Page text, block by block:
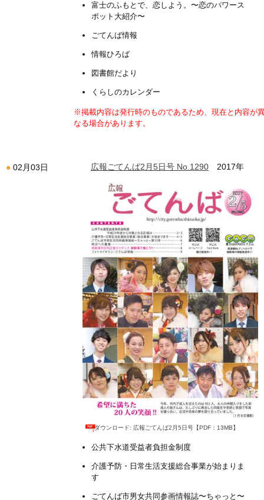
富士のふもとで、恋しよう。〜恋のパワース
ポット大紹介〜
ごてんば情報
情報ひろば
図書館だより
くらしのカレンダー
※掲載内容は発行時のものであるため、現在と内容が
なる場合があります。
02月03日 広報ごてんば2月5日号 No.1290 2017年
ダウンロード: 広報ごてんば2月5日号【PDF：13MB】
公共下水道受益者負担金制度
介護予防・日常生活支援総合事業が始まりま
す
ごてんば市男女共同参画情報誌〜ちゃっと〜